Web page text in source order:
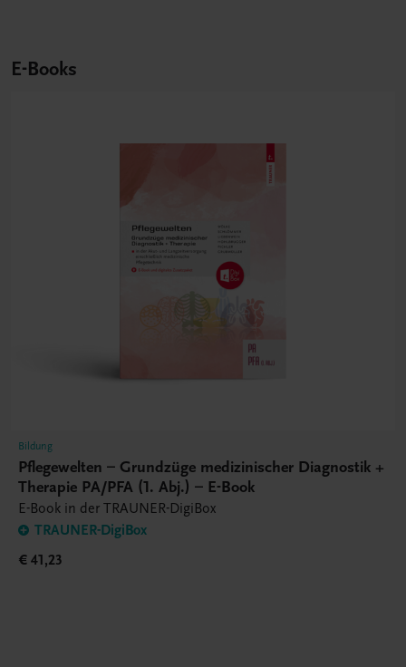
E-Books
Bildung
Pflegewelten – Grundzüge medizinischer Diagnostik +
Therapie PA/PFA (1. Abj.) – E-Book
E-Book in der TRAUNER-DigiBox
TRAUNER-DigiBox
€ 41,23